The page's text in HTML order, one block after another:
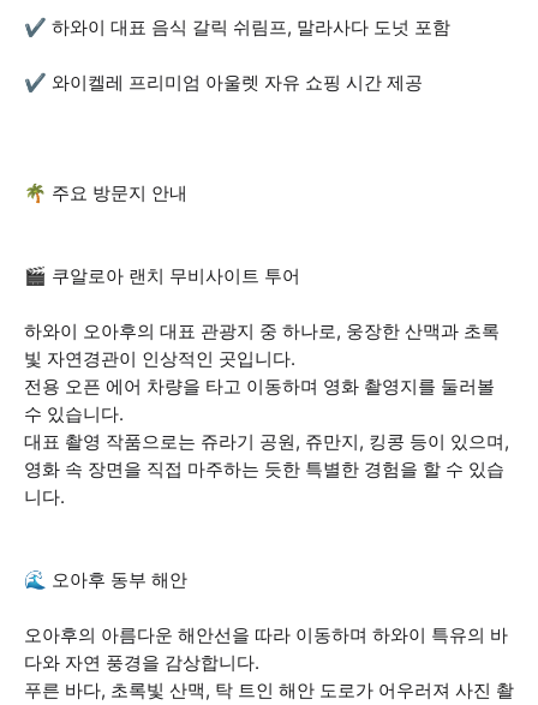
✔️ 하와이 대표 음식 갈릭 쉬림프, 말라사다 도넛 포함
✔️ 와이켈레 프리미엄 아울렛 자유 쇼핑 시간 제공
🌴 주요 방문지 안내
🎬 쿠알로아 랜치 무비사이트 투어
하와이 오아후의 대표 관광지 중 하나로, 웅장한 산맥과 초록
빛 자연경관이 인상적인 곳입니다.
전용 오픈 에어 차량을 타고 이동하며 영화 촬영지를 둘러볼
수 있습니다.
대표 촬영 작품으로는 쥬라기 공원, 쥬만지, 킹콩 등이 있으며,
영화 속 장면을 직접 마주하는 듯한 특별한 경험을 할 수 있습
니다.
🌊 오아후 동부 해안
오아후의 아름다운 해안선을 따라 이동하며 하와이 특유의 바
다와 자연 풍경을 감상합니다.
푸른 바다, 초록빛 산맥, 탁 트인 해안 도로가 어우러져 사진 촬